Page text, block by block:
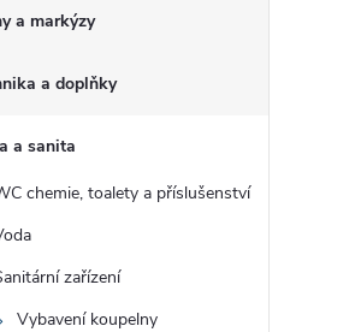
a markýzy
a doplňky
a sanita
chemie, toalety a příslušenství
zařízení
Vybavení koupelny